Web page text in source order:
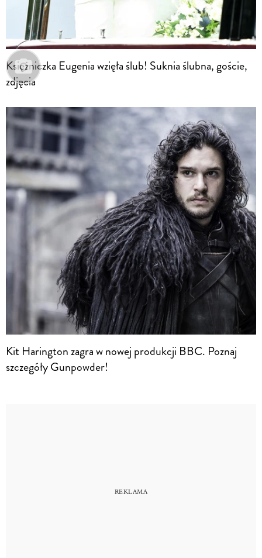
Księżniczka Eugenia wzięła ślub! Suknia ślubna, goście,
zdjęcia
Kit Harington zagra w nowej produkcji BBC. Poznaj
szczegóły Gunpowder!